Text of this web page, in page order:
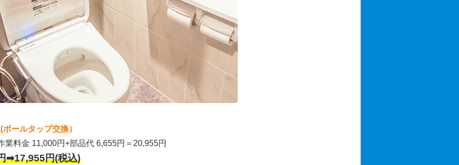
ールタップ交換）
業料金 11,000円+部品代 6,655円＝20,955円
➡17,955円(税込)